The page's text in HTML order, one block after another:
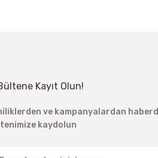
Kayıt Olun!
ve kampanyalardan
kaydolun